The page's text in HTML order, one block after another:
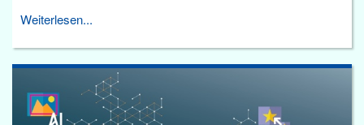
Weiterlesen...